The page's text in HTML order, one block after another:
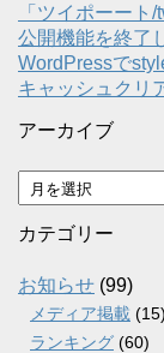
「ツイポーー
公開機能を終了
WordPressで
キャッシュクリ
アーカイブ
ア
ー
カ
ブ
カテゴリー
お知らせ (99)
メディア掲載 (15)
ランキング (60)